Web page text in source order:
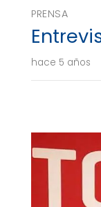
PRENSA
hace 5 años